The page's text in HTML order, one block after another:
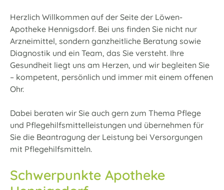
Herzlich Willkommen auf der Seite der Löwen-
Apotheke Hennigsdorf. Bei uns finden Sie nicht nur
Arzneimittel, sondern ganzheitliche Beratung sowie
Diagnostik und ein Team, das Sie versteht. Ihre
Gesundheit liegt uns am Herzen, und wir begleiten Sie
– kompetent, persönlich und immer mit einem offenen
Ohr.
Dabei beraten wir Sie auch gern zum Thema Pflege
und Pflegehilfsmittelleistungen und übernehmen für
Sie die Beantragung der Leistung bei Versorgungen
mit Pflegehilfsmitteln.
Schwerpunkte Apotheke